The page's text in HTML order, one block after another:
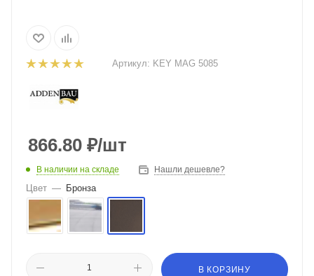
Артикул: KEY MAG 5085
866.80 ₽/шт
В наличии на складе Нашли дешевле?
Цвет — Бронза
В КОРЗИНУ